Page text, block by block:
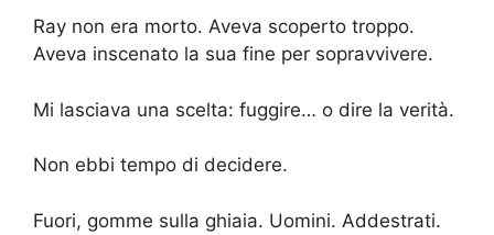
Ray non era morto. Aveva scoperto troppo.
Aveva inscenato la sua fine per sopravvivere.
Mi lasciava una scelta: fuggire… o dire la verità.
Non ebbi tempo di decidere.
Fuori, gomme sulla ghiaia. Uomini. Addestrati.